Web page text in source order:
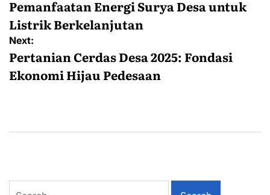
navigation
Pemanfaatan Energi Surya Desa untuk
Listrik Berkelanjutan
Next:
Pertanian Cerdas Desa 2025: Fondasi
Ekonomi Hijau Pedesaan